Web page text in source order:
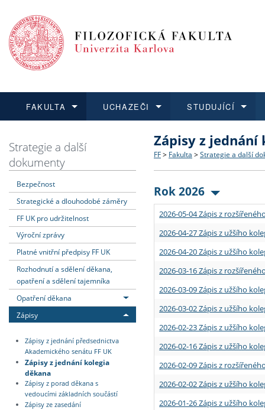
FAKULTA
Dozvědět se více
Struktura a historie
Strategie a další
Podpora a benefity pro
Absolventi fakulty
UCHAZEČI
Podat přihlášku
Co studovat a jak se
Učitelské studijní
Informace k průběhu
STUDUJÍCÍ
Dozvědět se více
Bakalářské a magisterské
Doktorské studium
Rigorózní řízení
Dozvědět se více
O vědě a výzkumu na FF
Akademické kvalifikace
Granty a projekty
Dozvědět se více
Aktuální nabídky a
Vyjíždějící studenti
Přijíždějící studenti
Vyjíždějící zaměstnanci
Strategie a další
dokumenty
Bezpečnost
Strategické a dlouhodobé záměry
FF UK pro udržitelnost
Výroční zprávy
Platné vnitřní předpisy FF UK
Rozhodnutí a sdělení děkana,
opatření a sdělení tajemníka
Opatření děkana
Zápisy
Zápisy z jednání předsednictva
Akademického senátu FF UK
Zápisy z jednání kolegia
děkana
Zápisy z porad děkana s
vedoucími základních součástí
Zápisy ze zasedání
Zápisy z jednání
FF > Fakulta > Strategie a další
Rok 2026
2026-05-04 Zápis z
2026-04-27 Zápis z užšího
2026-04-20 Zápis z užšího
2026-03-16 Zápis z
2026-03-09 Zápis z užšího
2026-03-02 Zápis z užšího
2026-02-23 Zápis z užšího
2026-02-16 Zápis z užšího
2026-02-09 Zápis z
2026-02-02 Zápis z užšího
2026-01-26 Zápis z užšího